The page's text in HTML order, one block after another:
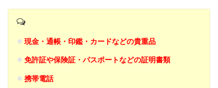
現金・通帳・印鑑・カードなどの貴重品
免許証や保険証・パスポートなどの証明書類
携帯電話